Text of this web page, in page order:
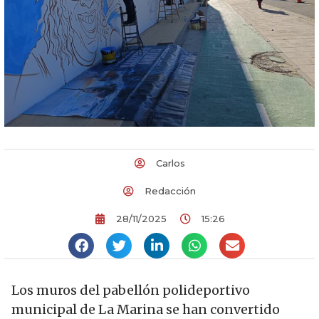
Carlos
Redacción
28/11/2025 15:26
Los muros del pabellón polideportivo
municipal de La Marina se han convertido